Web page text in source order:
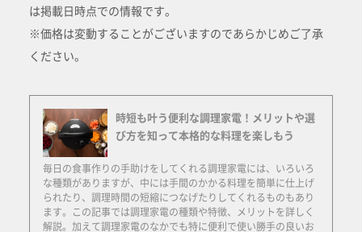
は掲載日時点での情報です。
※価格は変動することがございますのであらかじめご了承
ください。
時短も叶う便利な調理家電！メリットや選
び方を知って本格的な料理を楽しもう
毎日の食事作りの手助けをしてくれる調理家電には、いろいろ
な種類がありますが、中には手間のかかる料理を簡単に仕上げ
られたり、調理時間の短縮につなげたりしてくれるものもあり
ます。この記事では調理家電の種類や特徴、メリットを詳しく
解説。加えて調理家電のなかでも特に便利で使い勝手の良いお